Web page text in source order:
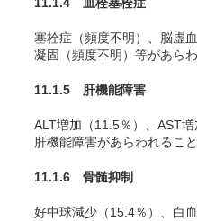
塞栓症（頻度不明）、脳虚
凝固（頻度不明）等があら
11.1.5 肝機能障害
ALT増加（11.5％）、AST
肝機能障害があらわれるこ
11.1.6 骨髄抑制
好中球減少（15.4％）、白